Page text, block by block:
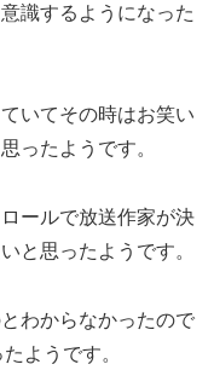
識するようになった
いてその時はお笑い
ったようです。
ールで放送作家が決
と思ったようです。
わからなかったので
ようです。